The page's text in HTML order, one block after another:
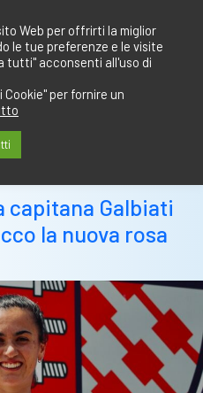
capitana Galbiati
la nuova rosa
Web per offrirti la miglior
le tue preferenze e le visite
tutti" acconsenti all'uso di
per fornire un